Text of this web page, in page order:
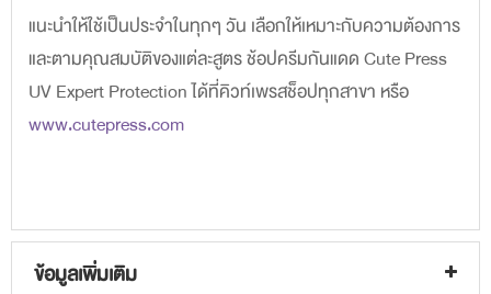
แนะนำให้ใช้เป็นประจำในทุกๆ วัน เลือกให้เหมาะกับความต้องการ
และตามคุณสมบัติของแต่ละสูตร ช้อปครีมกันแดด Cute Press
UV Expert Protection ได้ที่คิวท์เพรสช็อปทุกสาขา หรือ
www.cutepress.com
ข้อมูลเพิ่มเติม